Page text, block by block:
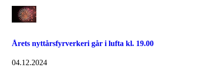
Årets nyttårsfyrverkeri går i lufta kl. 19.00
04.12.2024